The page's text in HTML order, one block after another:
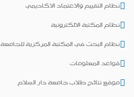
نظام التقييم والاعتماد الاكاديمي
نظام المكتبة الالكترونية
نظام البحث في المكتبة المركزية للجامعة
قواعد المعلومات
موقع نتائج طلاب جامعة دار السلام